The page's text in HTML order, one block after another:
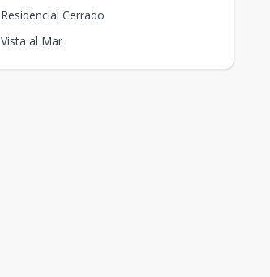
Residencial Cerrado
Vista al Mar